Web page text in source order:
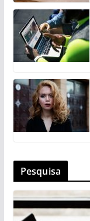
Pesquisa